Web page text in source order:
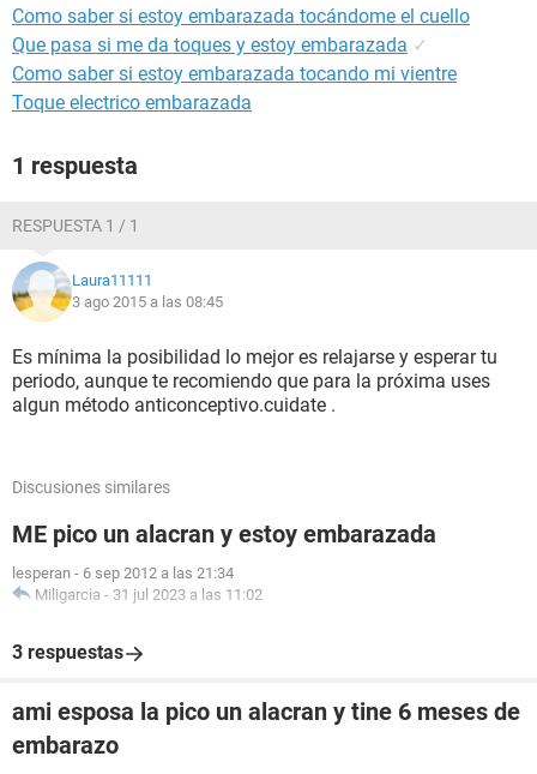
Como saber si estoy embarazada tocándome el cuello
Que pasa si me da toques y estoy embarazada ✓
Como saber si estoy embarazada tocando mi vientre
Toque electrico embarazada
1 respuesta
RESPUESTA 1 / 1
Laura11111
3 ago 2015 a las 08:45
Es mínima la posibilidad lo mejor es relajarse y esperar tu
periodo, aunque te recomiendo que para la próxima uses
algun método anticonceptivo.cuidate .
Discusiones similares
ME pico un alacran y estoy embarazada
lesperan - 6 sep 2012 a las 21:34
Miligarcia - 31 jul 2023 a las 11:02
3 respuestas
ami esposa la pico un alacran y tine 6 meses de
embarazo